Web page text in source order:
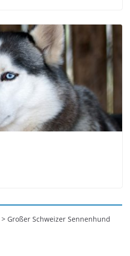
> Großer Schweizer Sennenhund